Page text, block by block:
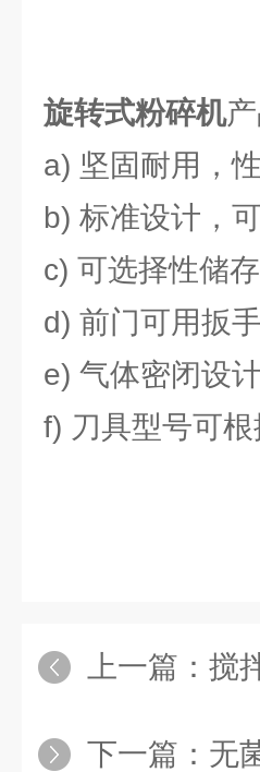
旋转式粉碎机
a) 坚固耐用，
b) 标准设计，
c) 可选择性储存
d) 前门可用扳
e) 气体密闭设
f) 刀具型号可
上一篇： 搅
下一篇： 无